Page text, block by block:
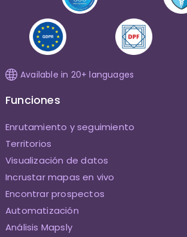
Available in 20+ languages
Funciones
Enrutamiento y seguimiento
Territorios
Visualización de datos
Incrustar mapas en vivo
Encontrar prospectos
Automatización
Análisis Mapsly